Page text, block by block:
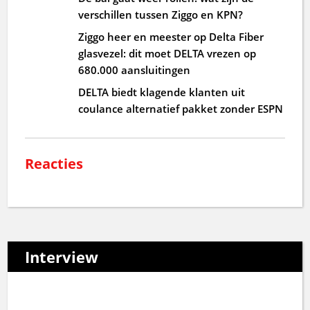
verschillen tussen Ziggo en KPN?
Ziggo heer en meester op Delta Fiber
glasvezel: dit moet DELTA vrezen op
680.000 aansluitingen
DELTA biedt klagende klanten uit
coulance alternatief pakket zonder ESPN
Reacties
Interview